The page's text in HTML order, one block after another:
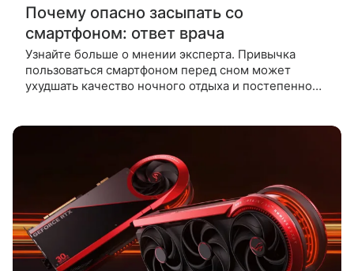
Почему опасно засыпать со
смартфоном: ответ врача
Узнайте больше о мнении эксперта. Привычка
пользоваться смартфоном перед сном может
ухудшать качество ночного отдыха и постепенно